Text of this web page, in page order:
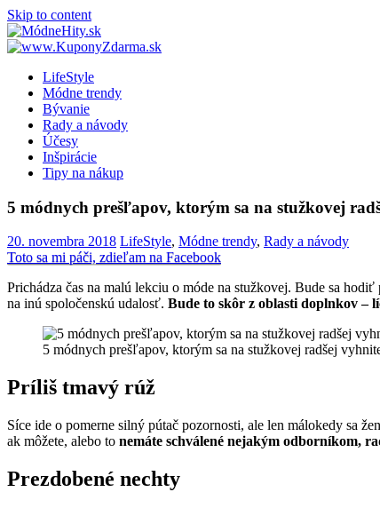
Skip to content
LifeStyle
Módne trendy
Bývanie
Rady a návody
Účesy
Inšpirácie
Tipy na nákup
5 módnych prešľapov, ktorým sa na stužkovej
20. novembra 2018 LifeStyle, Módne trendy, Rady a návody
Toto sa mi páči, zdieľam na Facebook
Prichádza čas na malú lekciu o móde na stužkovej. Bude sa
na inú spoločenskú udalosť. Bude to skôr z oblasti doplnkov –
5 módnych prešľapov, ktorým sa na stužkovej radšej
Príliš tmavý rúž
Síce ide o pomerne silný pútač pozornosti, ale len málokedy sa
ak môžete, alebo to nemáte schválené nejakým odborníkom,
Prezdobené nechty